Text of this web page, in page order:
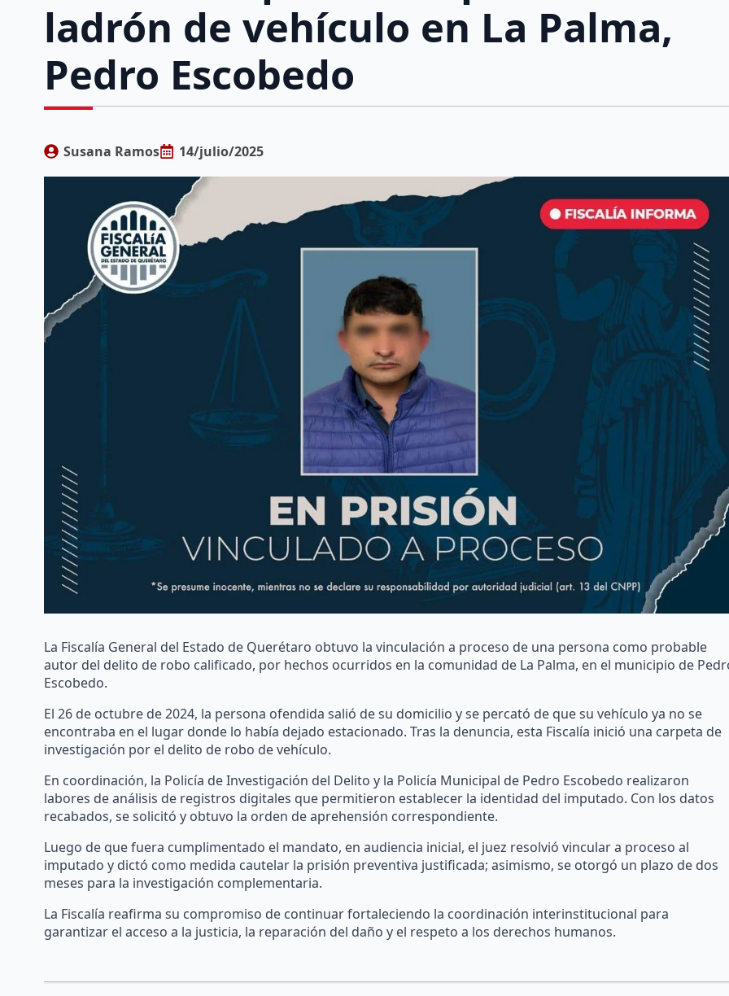
ladrón de vehículo en La Palma,
Pedro Escobedo
Susana Ramos 14/julio/2025
La Fiscalía General del Estado de Querétaro obtuvo la vinculación a proceso de una persona como probable
autor del delito de robo calificado, por hechos ocurridos en la comunidad de La Palma, en el municipio de
Escobedo.
El 26 de octubre de 2024, la persona ofendida salió de su domicilio y se percató de que su vehículo ya no se
encontraba en el lugar donde lo había dejado estacionado. Tras la denuncia, esta Fiscalía inició una carpeta de
investigación por el delito de robo de vehículo.
En coordinación, la Policía de Investigación del Delito y la Policía Municipal de Pedro Escobedo realizaron
labores de análisis de registros digitales que permitieron establecer la identidad del imputado. Con los datos
recabados, se solicitó y obtuvo la orden de aprehensión correspondiente.
Luego de que fuera cumplimentado el mandato, en audiencia inicial, el juez resolvió vincular a proceso al
imputado y dictó como medida cautelar la prisión preventiva justificada; asimismo, se otorgó un plazo de dos
meses para la investigación complementaria.
La Fiscalía reafirma su compromiso de continuar fortaleciendo la coordinación interinstitucional para
garantizar el acceso a la justicia, la reparación del daño y el respeto a los derechos humanos.